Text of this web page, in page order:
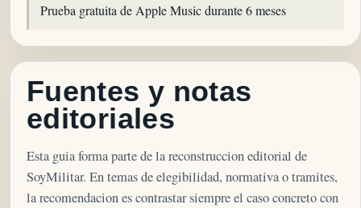
Prueba gratuita de Apple Music durante 6 meses
Fuentes y notas
editoriales
Esta guia forma parte de la reconstruccion editorial de
SoyMilitar. En temas de elegibilidad, normativa o tramites,
la recomendacion es contrastar siempre el caso concreto con